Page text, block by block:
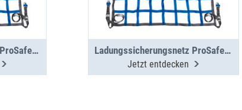
Ladungssicherungsnetz ProSafe 200daN, 775 x 1025 Ladungssicherungsnetz ProSafe 200daN, 1025 x 1275
Jetzt entdecken